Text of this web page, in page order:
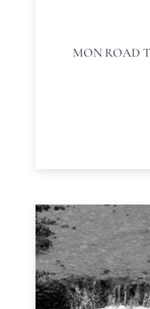
MON ROAD